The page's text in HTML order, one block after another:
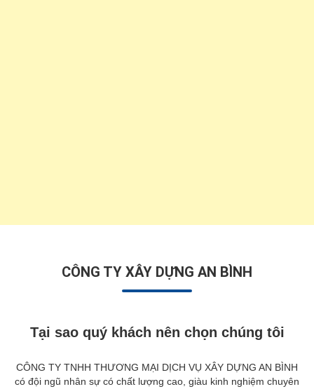
CÔNG TY XÂY DỰNG AN BÌNH
Tại sao quý khách nên chọn chúng tôi
CÔNG TY TNHH THƯƠNG MẠI DỊCH VỤ XÂY DỰNG AN BÌNH
có đội ngũ nhân sự có chất lượng cao, giàu kinh nghiệm chuyên